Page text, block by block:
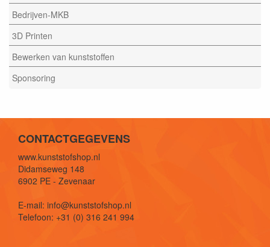
Bedrijven-MKB
3D Printen
Bewerken van kunststoffen
Sponsoring
CONTACTGEGEVENS
www.kunststofshop.nl
Didamseweg 148
6902 PE - Zevenaar
E-mail: info@kunststofshop.nl
Telefoon: +31 (0) 316 241 994